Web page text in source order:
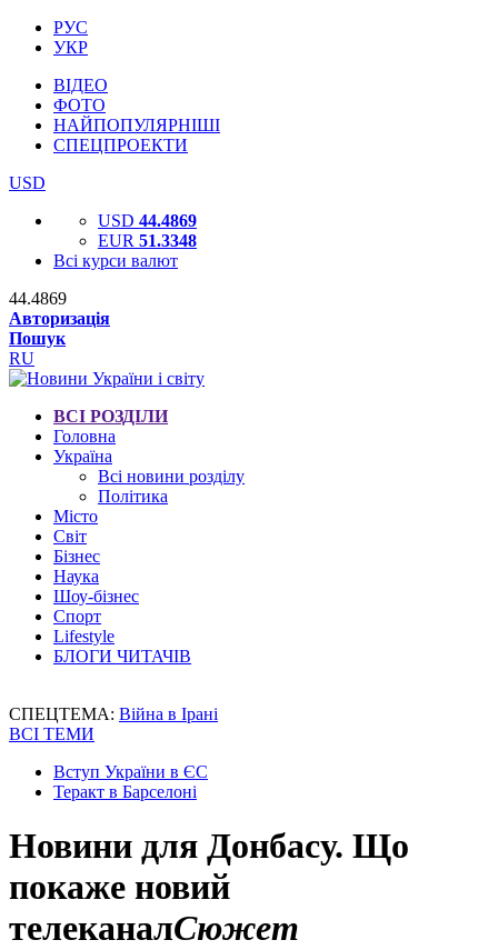
РУС
УКР
ВІДЕО
ФОТО
НАЙПОПУЛЯРНІШІ
СПЕЦПРОЕКТИ
USD
USD 44.4869
EUR 51.3348
Всі курси валют
44.4869
Авторизація
Пошук
RU
ВСІ РОЗДІЛИ
Головна
Україна
Всі новини розділу
Політика
Місто
Світ
Бізнес
Наука
Шоу-бізнес
Спорт
Lifestyle
БЛОГИ ЧИТАЧІВ
СПЕЦТЕМА: Війна в Ірані
ВСІ ТЕМИ
Вступ України в ЄС
Теракт в Барселоні
Новини для Донбасу. Що
покаже новий
телеканалСюжет